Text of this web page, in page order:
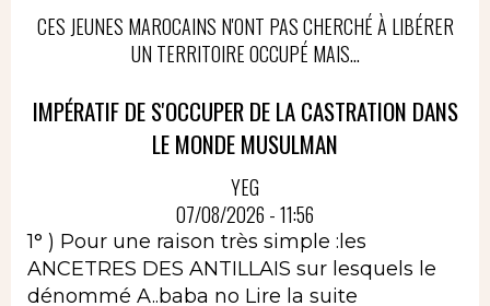
CES JEUNES MAROCAINS N'ONT PAS CHERCHÉ À LIBÉRER
UN TERRITOIRE OCCUPÉ MAIS...
IMPÉRATIF DE S'OCCUPER DE LA CASTRATION DANS
LE MONDE MUSULMAN
YEG
07/08/2026 - 11:56
1° ) Pour une raison très simple :les
ANCETRES DES ANTILLAIS sur lesquels le
dénommé A..baba no Lire la suite